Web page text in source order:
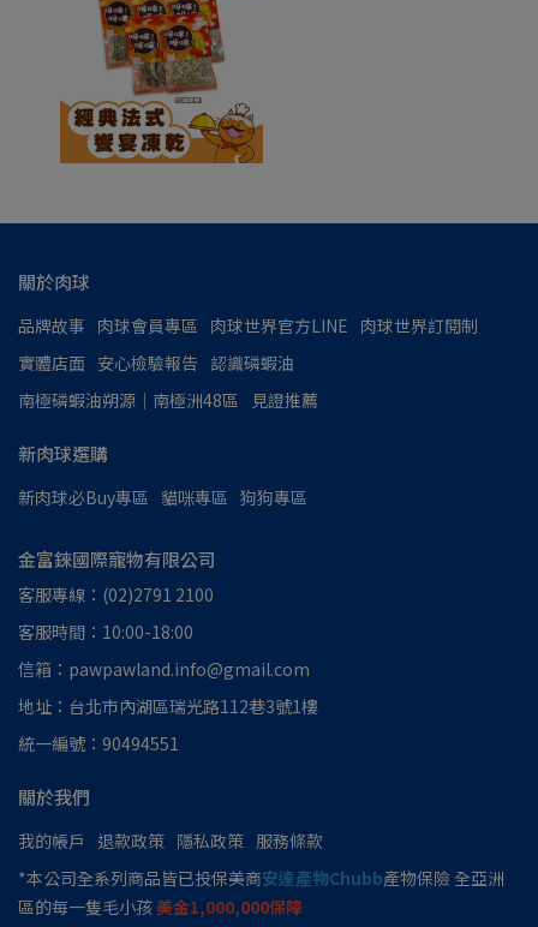
關於肉球
品牌故事 肉球會員專區 肉球世界官方LINE 肉球世界訂閱制
實體店面 安心檢驗報告 認識磷蝦油
南極磷蝦油朔源│南極洲48區
見證推薦
新肉球選購
新肉球必Buy專區 貓咪專區 狗狗專區
金富錸國際寵物有限公司
客服專線：(02)2791 2100
客服時間：10:00-18:00
信箱：pawpawland.info@gmail.com
地址：台北市內湖區瑞光路112巷3號1樓
統一編號：90494551
關於我們
我的帳戶 退款政策 隱私政策 服務條款
*本公司全系列商品皆已投保美商安達產物Chubb產物保險 全亞洲
區的每一隻毛小孩美金1,000,000保障